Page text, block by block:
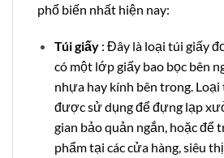
phổ biến nhất hiện nay:
Túi giấy: Đây là loại túi giấy
có một lớp giấy bao bọc bên
nhựa hay kính bên trong.
được sử dụng để đựng lạp
gian bảo quản ngắn, hoặc để
phẩm tại các cửa hàng, siêu